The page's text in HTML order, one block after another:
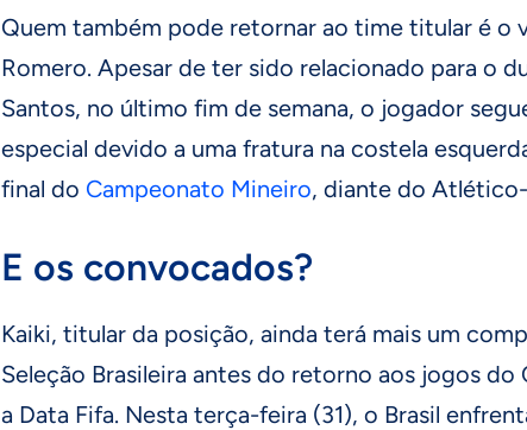
Quem também pode retornar ao time titular é o
Romero. Apesar de ter sido relacionado para o
Santos, no último fim de semana, o jogador
especial devido a uma fratura na costela
final do Campeonato Mineiro, diante do
E os convocados?
Kaiki, titular da posição, ainda terá mais um
Seleção Brasileira antes do retorno aos jogos do
a Data Fifa. Nesta terça-feira (31), o Brasil